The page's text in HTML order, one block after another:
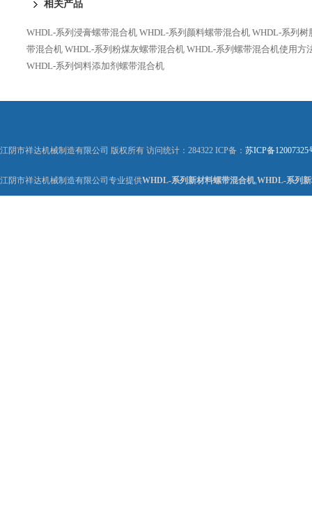
相关产品
WHDL-系列浸膏螺带混合机 WHDL-系列颜料螺带混合机 WHDL-系列树
带混合机 WHDL-系列粉煤灰螺带混合机 WHDL-系列螺带混合机使用方
WHDL-系列饲料添加剂螺带混合机
江阴市祥达机械制造有限公司 版权所有 访问统计：284322 ICP备： 苏ICP备12007325
江阴市祥达机械制造有限公司专业提供WHDL-系列新材料螺带混合机,WHDL-系列